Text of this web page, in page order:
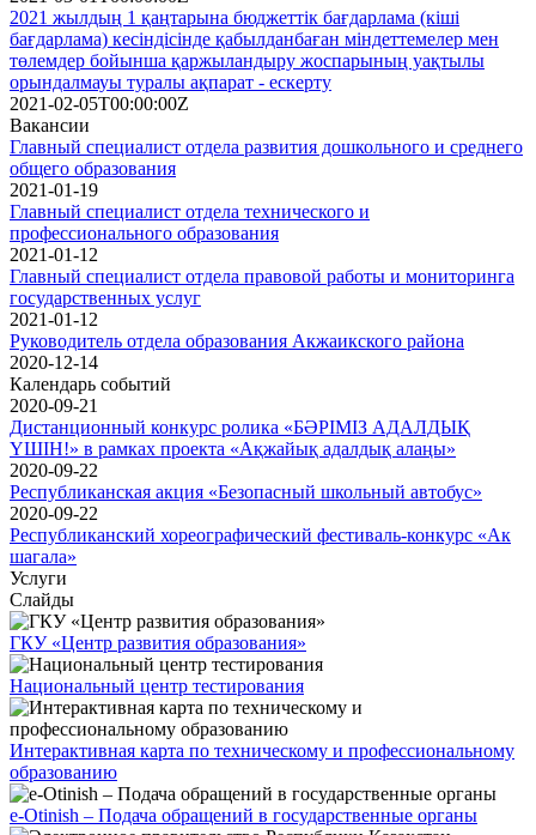
2021 жылдың 1 қаңтарына бюджеттік бағдарлама (кіші
бағдарлама) кесіндісінде қабылданбаған міндеттемелер мен
төлемдер бойынша қаржыландыру жоспарының уақтылы
орындалмауы туралы ақпарат - ескерту
2021-02-05T00:00:00Z
Вакансии
Главный специалист отдела развития дошкольного и среднего
общего образования
2021-01-19
Главный специалист отдела технического и
профессионального образования
2021-01-12
Главный специалист отдела правовой работы и мониторинга
государственных услуг
2021-01-12
Руководитель отдела образования Акжаикского района
2020-12-14
Календарь событий
2020-09-21
Дистанционный конкурс ролика «БӘРІМІЗ АДАЛДЫҚ
ҮШІН!» в рамках проекта «Ақжайық адалдық алаңы»
2020-09-22
Республиканская акция «Безопасный школьный автобус»
2020-09-22
Республиканский хореографический фестиваль-конкурс «Ак
шагала»
Услуги
Слайды
ГКУ «Центр развития образования»
Национальный центр тестирования
Интерактивная карта по техническому и профессиональному
образованию
e-Otinish – Подача обращений в государственные органы